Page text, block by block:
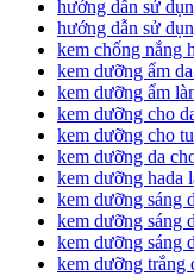
hướng dẫn sử
hướng dẫn sử
kem chống nắng
kem dưỡng ẩm
kem dưỡng ẩm
kem dưỡng cho
kem dưỡng cho
kem dưỡng da
kem dưỡng hada
kem dưỡng sáng
kem dưỡng sáng
kem dưỡng sáng
kem dưỡng trắng